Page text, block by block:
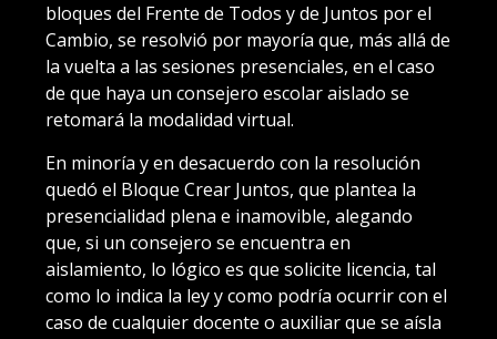
bloques del Frente de Todos y de Juntos por el
Cambio, se resolvió por mayoría que, más allá de
la vuelta a las sesiones presenciales, en el caso
de que haya un consejero escolar aislado se
retomará la modalidad virtual.
En minoría y en desacuerdo con la resolución
quedó el Bloque Crear Juntos, que plantea la
presencialidad plena e inamovible, alegando
que, si un consejero se encuentra en
aislamiento, lo lógico es que solicite licencia, tal
como lo indica la ley y como podría ocurrir con el
caso de cualquier docente o auxiliar que se aísla